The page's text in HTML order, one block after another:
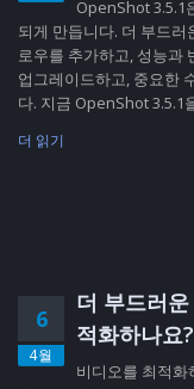
OpenShot 3.5.1
되게 만듭니다. 더 부드
로우를 추가하고, 성능과
업그레이드하고, 중요한
다. 지금 OpenShot 3.5.1
더 읽기
6
4월
더 부드러
적화하나요?
비디오를 최적화